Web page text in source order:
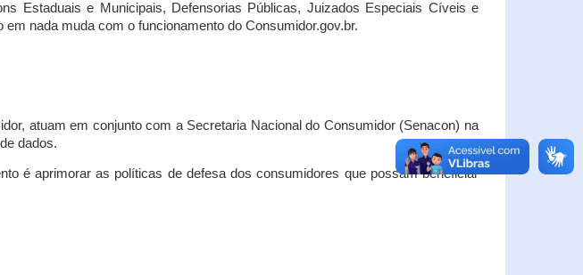
Estaduais e Municipais, Defensorias Públicas, Juizados Especiais Cíveis e
nada muda com o funcionamento do Consumidor.gov.br.
atuam em conjunto com a Secretaria Nacional do Consumidor (Senacon) na
dados.
é aprimorar as políticas de defesa dos consumidores que possam beneficiar